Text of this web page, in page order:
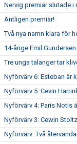
Nervig premiär slutade i
Äntligen premiär!
Två nya namn klara för
14-årige Emil
Tre unga talanger tar
Nyförvärv 6: Esteban är
Nyförvärv 5: Cevin
Nyförvärv 4: Paris Notis
Nyförvärv 3: Cewin
Nyförvärv: Två